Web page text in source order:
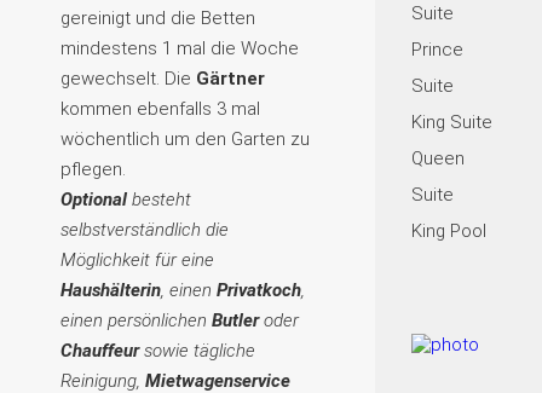
gereinigt und die Betten
mindestens 1 mal die Woche
gewechselt. Die Gärtner
kommen ebenfalls 3 mal
wöchentlich um den Garten zu
pflegen.
Optional besteht
selbstverständlich die
Möglichkeit für eine
Haushälterin, einen Privatkoch,
einen persönlichen Butleroder
Chauffeursowie tägliche
Reinigung, Mietwagenservice
Suite
Prince
Suite
King Suite
Queen
Suite
King Pool